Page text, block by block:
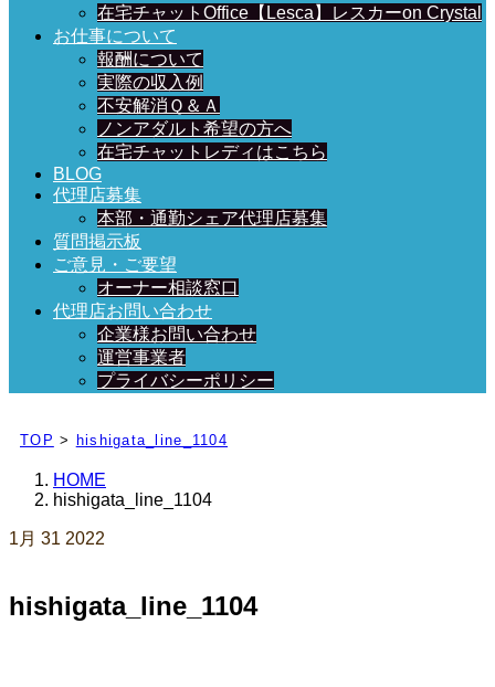
在宅チャットOffice【Lesca】レスカーon Crystal
お仕事について
報酬について
実際の収入例
不安解消Ｑ＆Ａ
ノンアダルト希望の方へ
在宅チャットレディはこちら
BLOG
代理店募集
本部・通勤シェア代理店募集
質問掲示板
ご意見・ご要望
オーナー相談窓口
代理店お問い合わせ
企業様お問い合わせ
運営事業者
プライバシーポリシー
TOP > hishigata_line_1104
HOME
hishigata_line_1104
1月 31 2022
hishigata_line_1104